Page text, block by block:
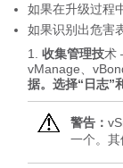
如果在升级过程
如果识别出危害
收集管理技术
vManage、
据。选择“日志”
警告：
一个。